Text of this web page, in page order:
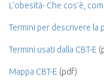
L’obesità- Che cos’è,
Termini per descrivere la
Termini usati dalla CBT-E
Mappa CBT-E (pdf)